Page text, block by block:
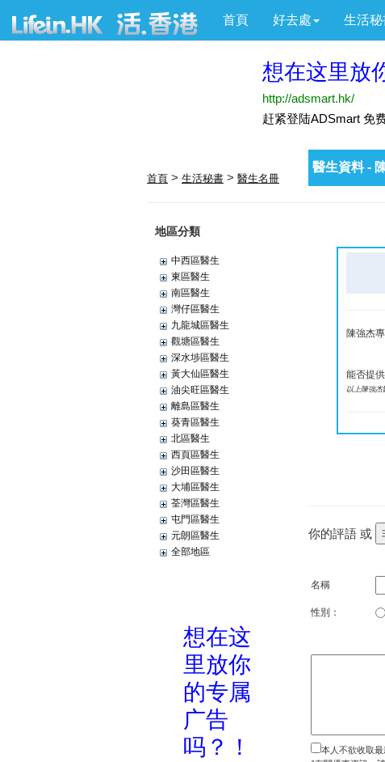
首頁 好去處 生活秘
首頁 > 生活秘書 > 醫生名冊
地區分類
中西區醫生
東區醫生
南區醫生
灣仔區醫生
九龍城區醫生
觀塘區醫生
深水埗區醫生
黃大仙區醫生
油尖旺區醫生
離島區醫生
葵青區醫生
北區醫生
西頁區醫生
沙田區醫生
大埔區醫生
荃灣區醫生
屯門區醫生
元朗區醫生
全部地區
醫生資料 -
陳強杰
能否提
以上陳強杰
你的評語 或
名稱
性別：
本人不欲收取